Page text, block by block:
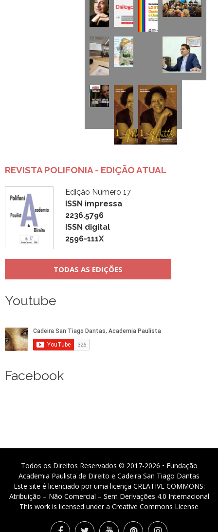
REVISTA POLIFONIA - EDIÇÃO ATUAL
Edição Número 17
ISSN impressa
2236.5796
ISSN digital
2596-111X
TODAS AS EDIÇÕES
Youtube
Facebook
Todos os Direitos Reservados © 2017-2026 • Fundação
Academia Paulista de Direito e Cadeira San Tiago Dantas
Este site é licenciado por uma licença CREATIVE COMMONS:
Atribuição – Não Comercial – Sem Derivações 4.0 Internacional
This work is licensed under a Creative Commons License